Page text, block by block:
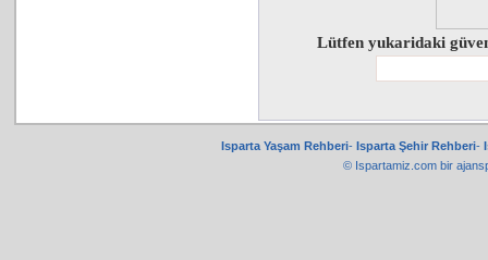
Lütfen yukaridaki
Isparta Yaşam Rehberi- Isparta Şehir Rehberi-
© Ispartamiz.com bir